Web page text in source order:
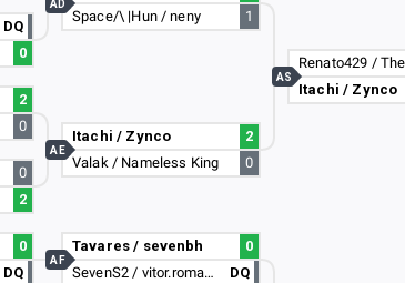
DQ
0
2
0
0
2
0
DQ
Space/\ |Hun / neny
1
AD
Itachi / Zynco
2
Valak / Nameless King
0
AE
Tavares / sevenbh
0
SevenㅤS2 / vitor.romano.rocha
DQ
AF
Itachi / Zynco
AS